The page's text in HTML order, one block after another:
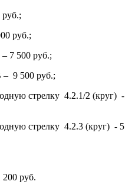
руб.;
7 500 руб.;
– 9 500 руб.;
стрелку 4.2.1/2 (круг) -
стрелку 4.2.3 (круг) - 5
200 руб.